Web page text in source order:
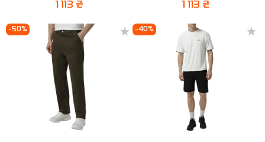
1 113 ₴ 1 113 ₴
-50% -40%